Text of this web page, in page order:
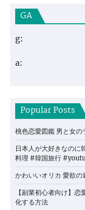
GA
g:
a:
Popular Posts
桃色恋愛図鑑 男と女の
日本人が大好きなの
料理 #韓国旅行
かわいいオリカ 愛欲の
【副業初心者向け】
化する方法